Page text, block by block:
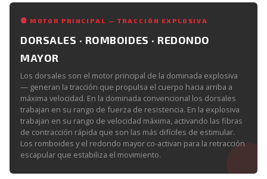
MOTOR PRINCIPAL — TRACCIÓN EXPLOSIVA
DORSALES · ROMBOIDES · REDONDO
MAYOR
Los dorsales son el motor principal de la dominada explosiva
— generan la tracción que propulsa el cuerpo hacia arriba a
máxima velocidad. En la dominada convencional los dorsales
trabajan en su rango de fuerza de resistencia. En la explosiva
trabajan en su rango de velocidad máxima, activando las fibras
de contracción rápida que son las más difíciles de estimular.
Los romboides y el redondo mayor co-activan para la retracción
escapular que estabiliza el movimiento.